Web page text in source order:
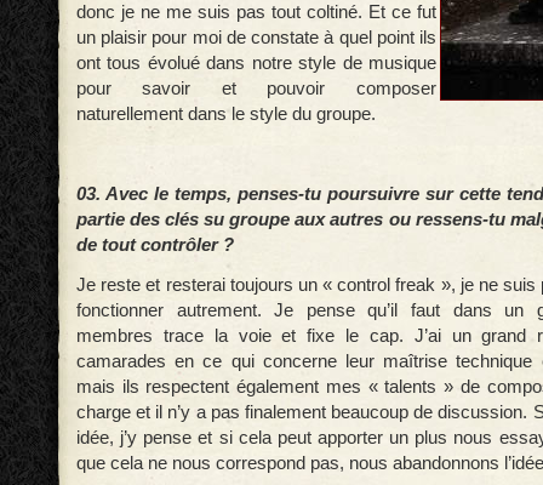
donc je ne me suis pas tout coltiné. Et ce fut
un plaisir pour moi de constate à quel point ils
ont tous évolué dans notre style de musique
pour savoir et pouvoir composer
naturellement dans le style du groupe.
03. Avec le temps, penses-tu poursuivre sur cette
partie des clés su groupe aux autres ou ressens-tu
de tout contrôler ?
Je reste et resterai toujours un « control freak », je ne
fonctionner autrement. Je pense qu’il faut dans un
membres trace la voie et fixe le cap. J’ai un grand
camarades en ce qui concerne leur maîtrise technique
mais ils respectent également mes « talents » de
charge et il n’y a pas finalement beaucoup de discussion.
idée, j’y pense et si cela peut apporter un plus nous
que cela ne nous correspond pas, nous abandonnons